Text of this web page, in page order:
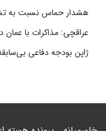
هشدار حماس نسبت به
عراقچی: مذاکرات با
ژاپن بودجه دفاعی بی‌سابقه ۵۶ میلیارد دلاری را در نظر